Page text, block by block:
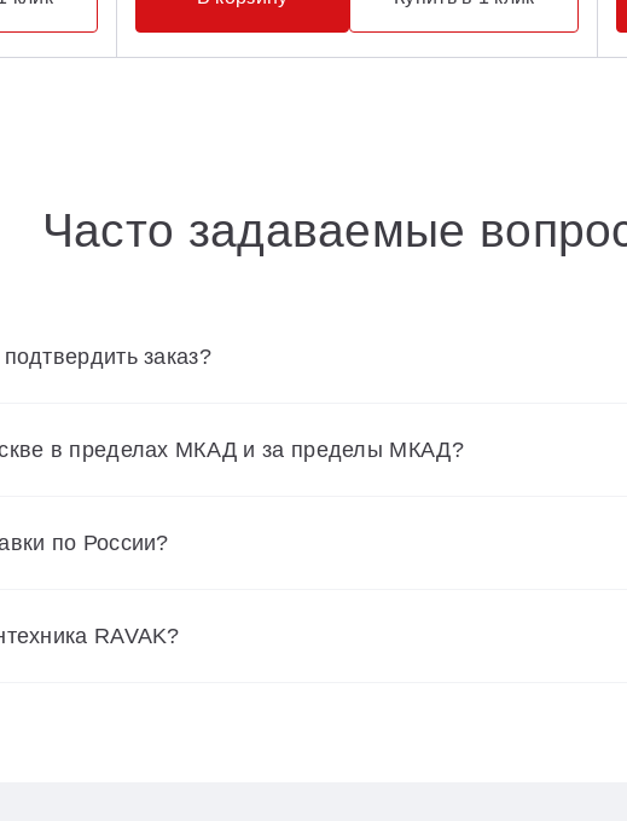
Часто задаваемые
заказ?
в пределах МКАД и за пределы МКАД?
по России?
RAVAK?